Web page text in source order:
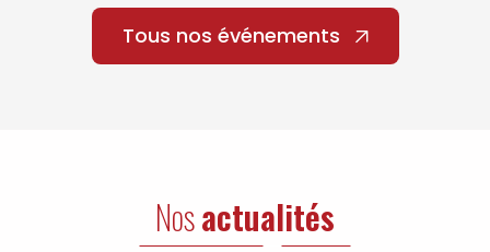
Tous nos événements
Nosactualités